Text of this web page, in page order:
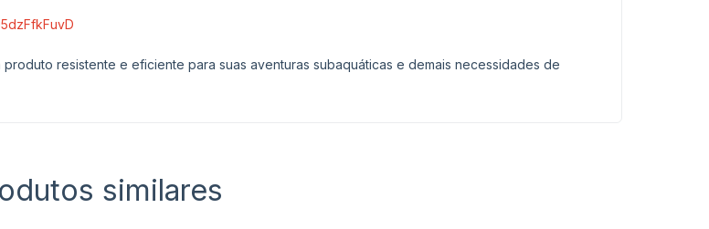
resistente e eficiente para suas aventuras subaquáticas e demais necessidades de
similares